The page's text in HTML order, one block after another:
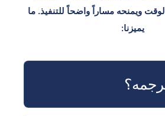
ويمنحه مساراً واضحاً للتنفيذ. ما
يميزنا: